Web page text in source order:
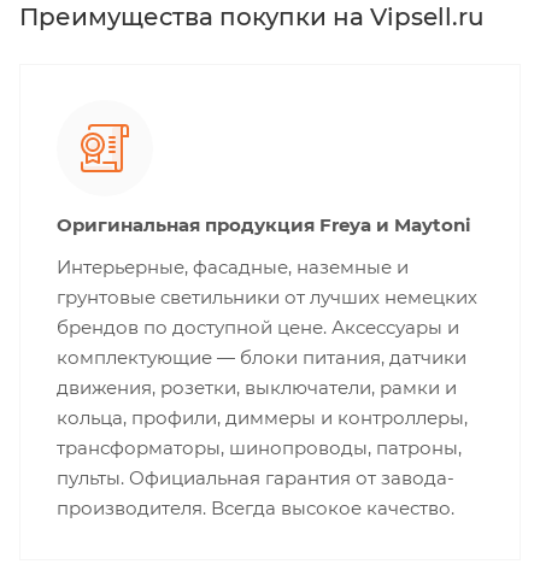
Преимущества покупки на Vipsell.ru
Оригинальная продукция Freya и Maytoni
Интерьерные, фасадные, наземные и
грунтовые светильники от лучших немецких
брендов по доступной цене. Аксессуары и
комплектующие — блоки питания, датчики
движения, розетки, выключатели, рамки и
кольца, профили, диммеры и контроллеры,
трансформаторы, шинопроводы, патроны,
пульты. Официальная гарантия от завода-
производителя. Всегда высокое качество.